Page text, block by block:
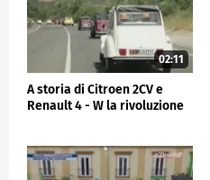
02:11
A storia di Citroen 2CV e
Renault 4 - W la rivoluzione